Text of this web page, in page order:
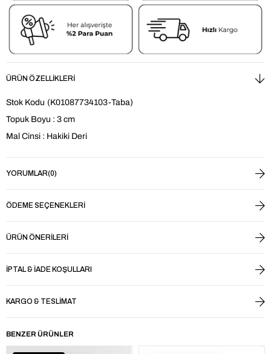
ÜRÜN ÖZELLIKLERI
Stok Kodu (K01087734103-Taba)
Topuk Boyu : 3 cm
Mal Cinsi : Hakiki Deri
YORUMLAR(0)
ÖDEME SEÇENEKLERI
ÜRÜN ÖNERILERI
İPTAL & İADE KOŞULLARI
KARGO & TESLIMAT
BENZER ÜRÜNLER